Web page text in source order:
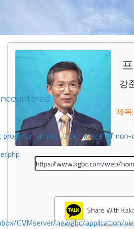
property 'airticle_title_image' of non-
GVMserver/newgbc/application/
강
제목
Share With